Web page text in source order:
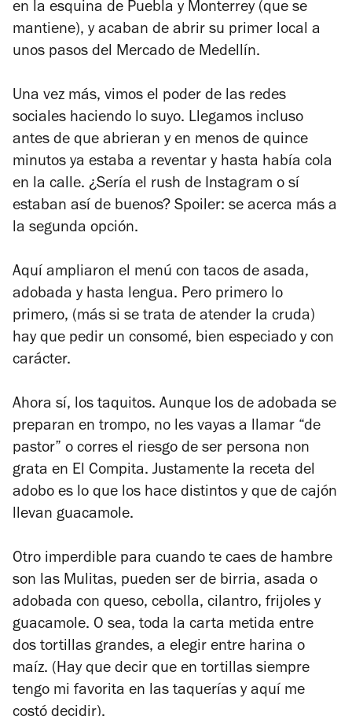
en la esquina de Puebla y Monterrey (que se
mantiene), y acaban de abrir su primer local a
unos pasos del Mercado de Medellín.
Una vez más, vimos el poder de las redes
sociales haciendo lo suyo. Llegamos incluso
antes de que abrieran y en menos de quince
minutos ya estaba a reventar y hasta había cola
en la calle. ¿Sería el rush de Instagram o sí
estaban así de buenos? Spoiler: se acerca más a
la segunda opción.
Aquí ampliaron el menú con tacos de asada,
adobada y hasta lengua. Pero primero lo
primero, (más si se trata de atender la cruda)
hay que pedir un consomé, bien especiado y con
carácter.
Ahora sí, los taquitos. Aunque los de adobada se
preparan en trompo, no les vayas a llamar “de
pastor” o corres el riesgo de ser persona non
grata en El Compita. Justamente la receta del
adobo es lo que los hace distintos y que de cajón
llevan guacamole.
Otro imperdible para cuando te caes de hambre
son las Mulitas, pueden ser de birria, asada o
adobada con queso, cebolla, cilantro, frijoles y
guacamole. O sea, toda la carta metida entre
dos tortillas grandes, a elegir entre harina o
maíz. (Hay que decir que en tortillas siempre
tengo mi favorita en las taquerías y aquí me